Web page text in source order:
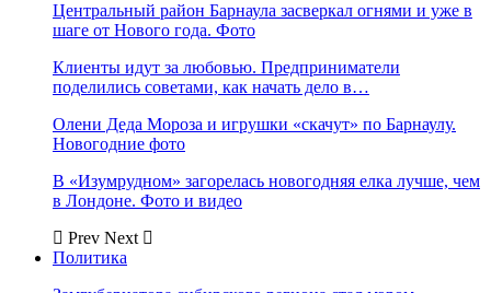
Центральный район Барнаула засверкал огнями и уже в
шаге от Нового года. Фото
Клиенты идут за любовью. Предприниматели
поделились советами, как начать дело в…
Олени Деда Мороза и игрушки «скачут» по Барнаулу.
Новогодние фото
В «Изумрудном» загорелась новогодняя елка лучше, чем
в Лондоне. Фото и видео
Prev Next
Политика